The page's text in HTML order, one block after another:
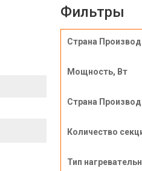
Фильтры
Страна
Мощность, Вт
Страна
Количество
Тип